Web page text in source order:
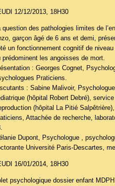
12/12/2013, 18H30
question des pathologies limites de
garçon âgé de 6 ans et demi,
un fonctionnement cognitif de
prédominent les angoisses de mort.
: Georges Cognet,
Praticiens.
: Sabine Malivoir,
(hôpital Robert Debré),
(hôpital La Pitié
Attachée de recherche,
Dupont, Psychologue ,
Université Paris-Descartes,
16/01/2014, 18H30
psychologique dossier enfant